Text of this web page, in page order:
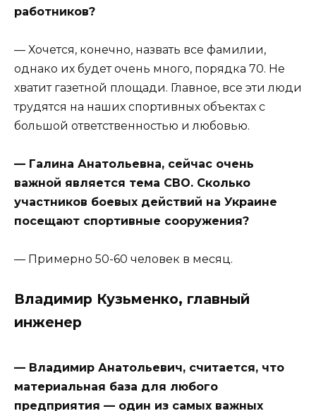
работников?
— Хочется, конечно, назвать все фамилии,
однако их будет очень много, порядка 70. Не
хватит газетной площади. Главное, все эти люди
трудятся на наших спортивных объектах с
большой ответственностью и любовью.
— Галина Анатольевна, сейчас очень
важной является тема СВО. Сколько
участников боевых действий на Украине
посещают спортивные сооружения?
— Примерно 50-60 человек в месяц.
Владимир Кузьменко, главный
инженер
— Владимир Анатольевич, считается, что
материальная база для любого
предприятия — один из самых важных